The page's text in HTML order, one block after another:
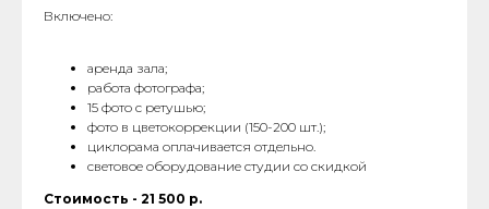
Включено:
аренда зала;
работа фотографа;
15 фото с ретушью;
фото в цветокоррекции (150-200 шт.);
циклорама оплачивается отдельно.
световое оборудование студии со скидкой
Стоимость - 21 500 р.